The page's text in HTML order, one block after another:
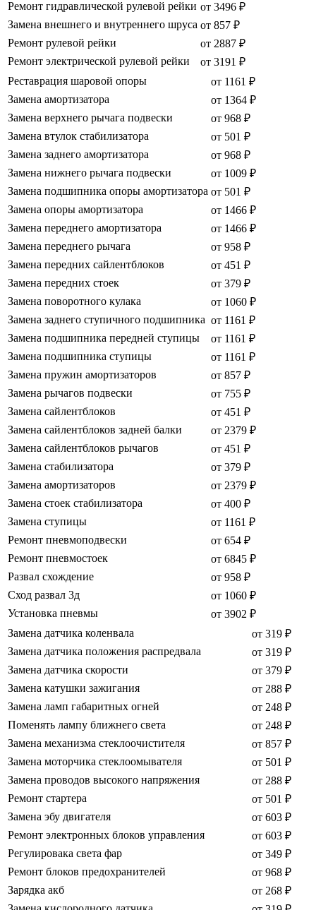
Ремонт гидравлической рулевой рейки от 3496 ₽
Замена внешнего и внутреннего шруса от 857 ₽
Ремонт рулевой рейки
от 2887 ₽
Ремонт электрической рулевой рейки
от 3191 ₽
Реставрация шаровой опоры
от 1161 ₽
Замена амортизатора
от 1364 ₽
Замена верхнего рычага подвески
от 968 ₽
Замена втулок стабилизатора
от 501 ₽
Замена заднего амортизатора
от 968 ₽
Замена нижнего рычага подвески
от 1009 ₽
Замена подшипника опоры амортизатора от 501 ₽
Замена опоры амортизатора
от 1466 ₽
Замена переднего амортизатора
от 1466 ₽
Замена переднего рычага
от 958 ₽
Замена передних сайлентблоков
от 451 ₽
Замена передних стоек
от 379 ₽
Замена поворотного кулака
от 1060 ₽
Замена заднего ступичного подшипника от 1161 ₽
Замена подшипника передней ступицы
от 1161 ₽
Замена подшипника ступицы
от 1161 ₽
Замена пружин амортизаторов
от 857 ₽
Замена рычагов подвески
от 755 ₽
Замена сайлентблоков
от 451 ₽
Замена сайлентблоков задней балки
от 2379 ₽
Замена сайлентблоков рычагов
от 451 ₽
Замена стабилизатора
от 379 ₽
Замена амортизаторов
от 2379 ₽
Замена стоек стабилизатора
от 400 ₽
Замена ступицы
от 1161 ₽
Ремонт пневмоподвески
от 654 ₽
Ремонт пневмостоек
от 6845 ₽
Развал схождение
от 958 ₽
Сход развал 3д
от 1060 ₽
Установка пневмы
от 3902 ₽
Замена датчика коленвала
от 319 ₽
Замена датчика положения распредвала
от 319 ₽
Замена датчика скорости
от 379 ₽
Замена катушки зажигания
от 288 ₽
Замена ламп габаритных огней
от 248 ₽
Поменять лампу ближнего света
от 248 ₽
Замена механизма стеклоочистителя
от 857 ₽
Замена моторчика стеклоомывателя
от 501 ₽
Замена проводов высокого напряжения
от 288 ₽
Ремонт стартера
от 501 ₽
Замена эбу двигателя
от 603 ₽
Ремонт электронных блоков управления
от 603 ₽
Регулировака света фар
от 349 ₽
Ремонт блоков предохранителей
от 968 ₽
Зарядка акб
от 268 ₽